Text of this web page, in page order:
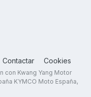
Contactar Cookies
con Kwang Yang Motor
KYMCO Moto España,